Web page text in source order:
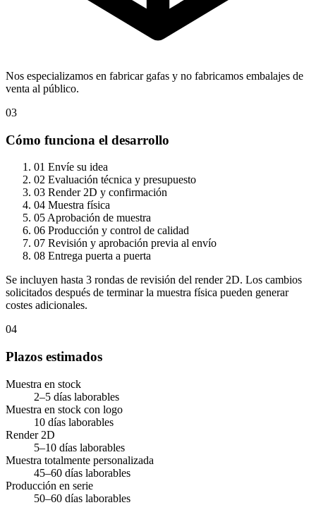
Nos especializamos en fabricar gafas y no fabricamos embalajes de
venta al público.
03
Cómo funciona el desarrollo
01 Envíe su idea
02 Evaluación técnica y presupuesto
03 Render 2D y confirmación
04 Muestra física
05 Aprobación de muestra
06 Producción y control de calidad
07 Revisión y aprobación previa al envío
08 Entrega puerta a puerta
Se incluyen hasta 3 rondas de revisión del render 2D. Los cambios
solicitados después de terminar la muestra física pueden generar
costes adicionales.
04
Plazos estimados
Muestra en stock
2–5 días laborables
Muestra en stock con logo
10 días laborables
Render 2D
5–10 días laborables
Muestra totalmente personalizada
45–60 días laborables
Producción en serie
50–60 días laborables